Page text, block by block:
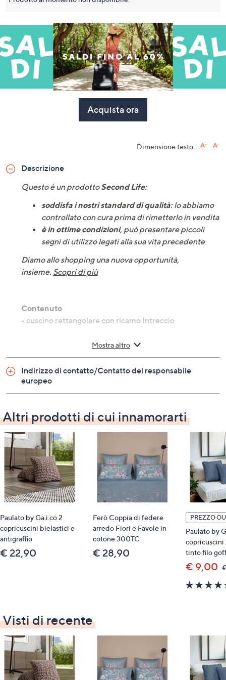
Acquista ora
Dimensione testo:
Descrizione
Questo è un prodottoSecond Life:
soddisfa i nostri standard di qualità: lo abbiamo
controllato con cura prima di rimetterlo in vendita
è in ottime condizioni, può presentare piccoli
segni di utilizzo legati alla sua vita precedente
Diamo allo shopping una nuova opportunità,
insieme. Scopri di più
Contenuto
• cuscino rettangolare con ricamo Intreccio
• aggiungi un tocco di eleganza al tuo salotto con
• il ricamo centrale dona un dettaglio raffinato e unico
• la cerniera a scomparsa permette di sfoderarlo
• l'imbottitura in fiocco di poliestere garantisce comfort
e morbidezza
Specifiche
• ricamo centrale in punto lanciato
• retro senza decori
• imbottitura in fiocco di poliestere 250 g
• cerniera a scomparsa
imbottitura); 100% cotone (filato per ricamo)
• lavabile in lavatrice
Mostra altro
Indirizzo di contatto/Contatto del responsabile
europeo
Altri prodotti di cui innamorarti
Paulato by Ga.i.co 2
copricuscini bielastici e
antigraffio
€ 22,90
Ferò Coppia di federe
arredo Fiori e Favole in
cotone 300TC
€ 28,90
PREZZO
Paulato by
copricuscini
tinto filo
€ 9,00
Visti di recente